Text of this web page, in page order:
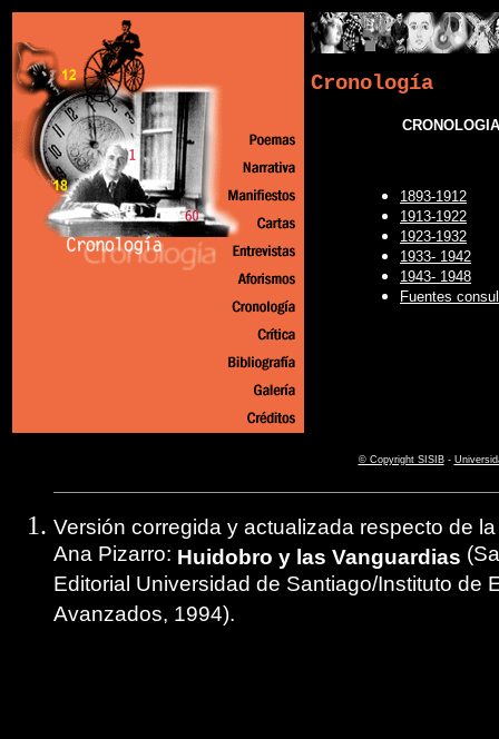
Cronología
1893-1912
1913-1922
1923-1932
1933- 1942
1943- 1948
Fuentes
© Copyright SISIB-
Versión corregida y actualizada respecto de
Ana Pizarro: Huidobro y las Vanguardias
Editorial Universidad de Santiago/Instituto de
Avanzados, 1994).